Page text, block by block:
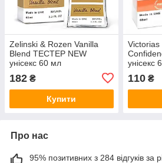
Zelinski & Rozen Vanilla
Blend ТЕСТЕР NEW
унісекс 60 мл
182 ₴
Купити
Victorias
унісекс
110₴
Про нас
95% позитивних з 284 відгуків за